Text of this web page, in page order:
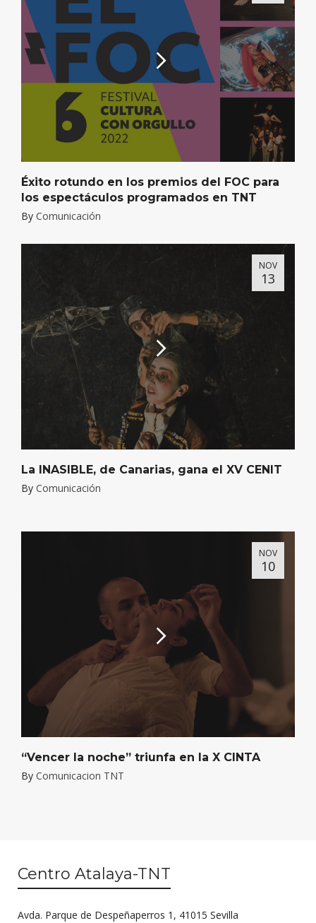
Éxito rotundo en los premios del FOC para
los espectáculos programados en TNT
By Comunicación
NOV
13
La INASIBLE, de Canarias, gana el XV CENIT
By Comunicación
NOV
10
“Vencer la noche” triunfa en la X CINTA
By Comunicacion TNT
Centro Atalaya-TNT
Avda. Parque de Despeñaperros 1, 41015 Sevilla